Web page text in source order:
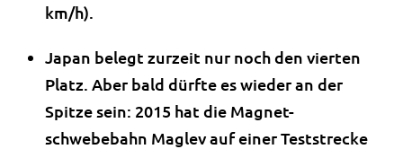
km/h).
Japan belegt zurzeit nur noch den vierten
Platz. Aber bald dürfte es wieder an der
Spitze sein: 2015 hat die Magnet-
schwebebahn Maglev auf einer Teststrecke